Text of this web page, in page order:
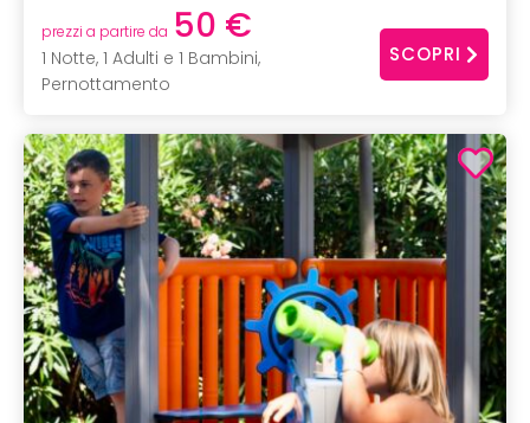
prezzi a partire da 50 €
1 Notte, 1 Adulti e 1 Bambini,
Pernottamento
SCOPRI